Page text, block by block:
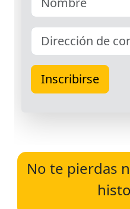
No te pierdas